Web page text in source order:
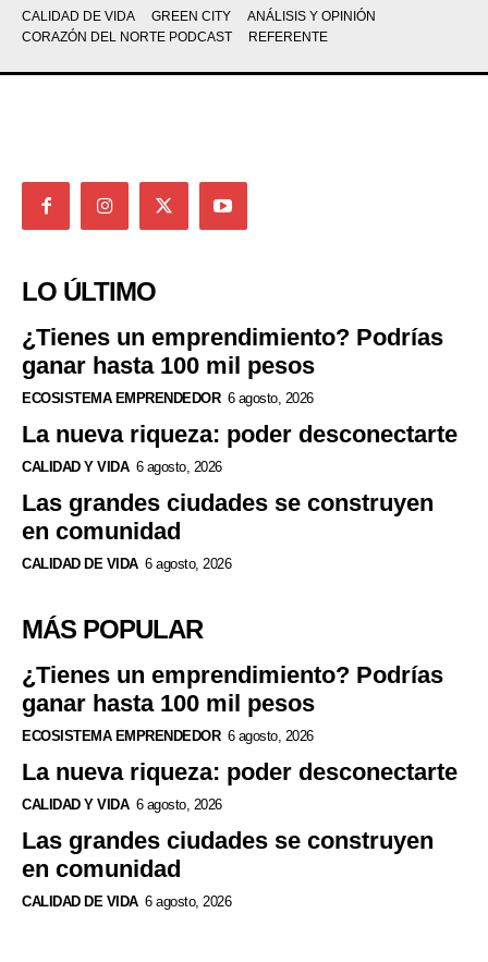
CALIDAD DE VIDA
GREEN CITY
ANÁLISIS Y OPINIÓN
CORAZÓN DEL NORTE PODCAST
REFERENTE
LO ÚLTIMO
¿Tienes un emprendimiento? Podrías
ganar hasta 100 mil pesos
ECOSISTEMA EMPRENDEDOR 6 agosto, 2026
La nueva riqueza: poder desconectarte
CALIDAD Y VIDA 6 agosto, 2026
Las grandes ciudades se construyen
en comunidad
CALIDAD DE VIDA 6 agosto, 2026
MÁS POPULAR
¿Tienes un emprendimiento? Podrías
ganar hasta 100 mil pesos
ECOSISTEMA EMPRENDEDOR 6 agosto, 2026
La nueva riqueza: poder desconectarte
CALIDAD Y VIDA 6 agosto, 2026
Las grandes ciudades se construyen
en comunidad
CALIDAD DE VIDA 6 agosto, 2026